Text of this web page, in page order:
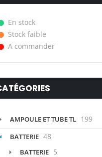
En stock
Stock faible
A commander
AMPOULE ET TUBE TL 199
BATTERIE 48
BATTERIE 5